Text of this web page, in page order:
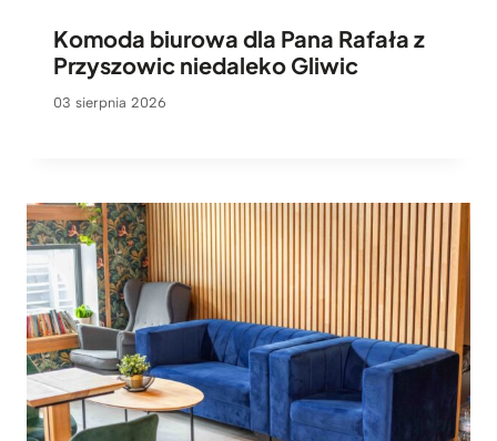
Komoda biurowa dla Pana Rafała z
Przyszowic niedaleko Gliwic
03 sierpnia 2026